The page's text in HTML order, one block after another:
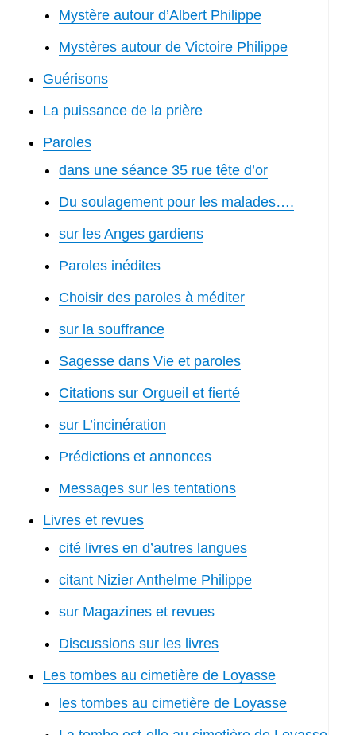
Mystère autour d’Albert Philippe
Mystères autour de Victoire Philippe
Guérisons
La puissance de la prière
Paroles
dans une séance 35 rue tête d’or
Du soulagement pour les malades….
sur les Anges gardiens
Paroles inédites
Choisir des paroles à méditer
sur la souffrance
Sagesse dans Vie et paroles
Citations sur Orgueil et fierté
sur L’incinération
Prédictions et annonces
Messages sur les tentations
Livres et revues
cité livres en d’autres langues
citant Nizier Anthelme Philippe
sur Magazines et revues
Discussions sur les livres
Les tombes au cimetière de Loyasse
les tombes au cimetière de Loyasse